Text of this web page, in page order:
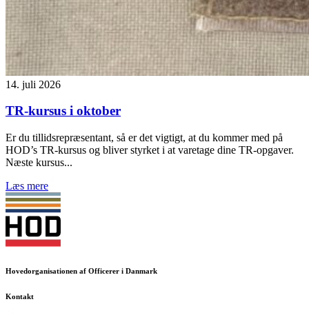
14. juli 2026
TR-kursus i oktober
Er du tillidsrepræsentant, så er det vigtigt, at du kommer med på
HOD’s TR-kursus og bliver styrket i at varetage dine TR-opgaver.
Næste kursus...
Læs mere
Hovedorganisationen af Officerer i Danmark
Kontakt